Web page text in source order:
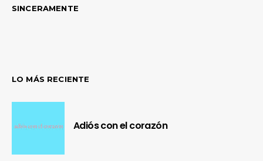
SINCERAMENTE
LO MÁS RECIENTE
Adiós con el corazón